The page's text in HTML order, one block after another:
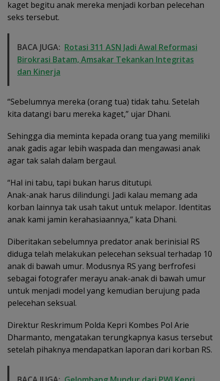
kaget begitu anak mereka menjadi korban pelecehan
seks tersebut.
BACA JUGA: Rotasi 311 ASN Jadi Awal Reformasi
Birokrasi Batam, Amsakar Tekankan Integritas
dan Kinerja
“Sebelumnya mereka (orang tua) tidak tahu. Setelah
kita datangi baru mereka kaget,” ujar Dhani.
Sehingga dia meminta kepada orang tua yang memiliki
anak gadis agar lebih waspada dan mengawasi anak
agar tak salah dalam bergaul.
“Hal ini tabu, tapi bukan harus ditutupi.
Anak-anak harus dilindungi. Jadi kalau memang ada
korban lainnya tak usah takut untuk melapor. Identitas
anak kami jamin kerahasiaannya,” kata Dhani.
Diberitakan sebelumnya predator anak berinisial RS
diduga telah melakukan pelecehan seksual terhadap 10
anak di bawah umur. Modusnya RS yang berfrofesi
sebagai fotografer merayu anak-anak di bawah umur
untuk menjadi model yang kemudian berujung pada
pelecehan seksual.
Direktur Reskrimum Polda Kepri Kombes Pol Arie
Dharmanto, mengatakan terungkapnya kasus tersebut
setelah pihaknya mendapatkan laporan dari korban RS.